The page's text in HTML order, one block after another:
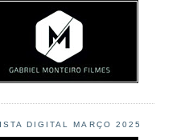
DIGITAL MARÇO 2025